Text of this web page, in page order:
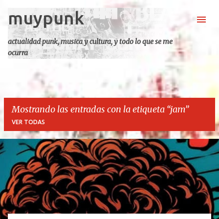
Ir al contenido principal
muypunk
actualidad punk, musica y cultura, y todo lo que se me
ocurra
Mostrando las entradas con la etiqueta jam
VER TODAS
E
t
r
a